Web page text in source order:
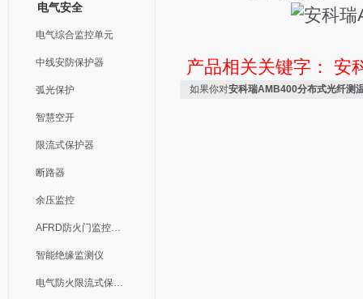
电气安全
电气综合监控单元
中线安防保护器
弧光保护
智慧空开
限流式保护器
断路器
余压监控
AFRD防火门监控模块
智能绝缘监测仪
电气防火限流式保护器
产品相关关键字： 安
如果你对安科瑞AMB400分布式光纤测